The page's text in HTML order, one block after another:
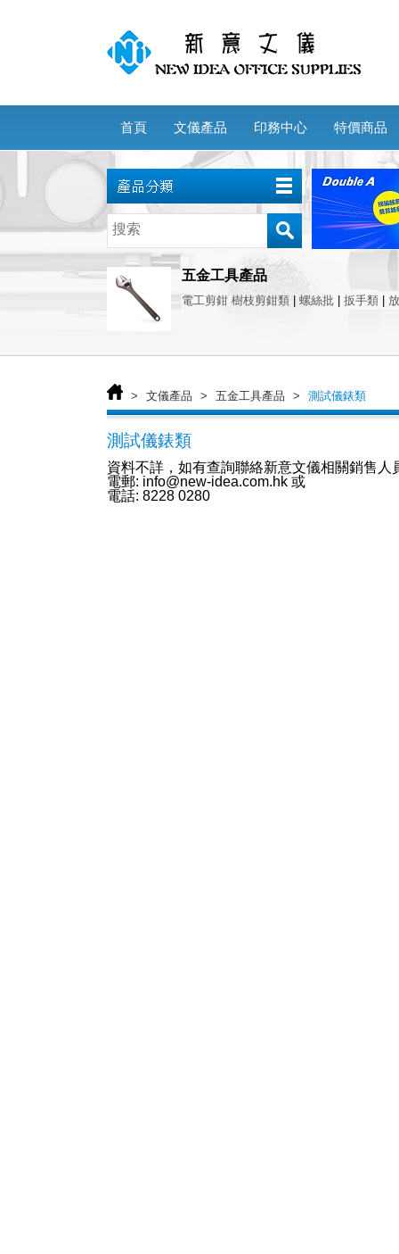
首頁 文儀產品 印務中心 特價商品
五金工具產品
電工剪鉗 樹枝剪鉗類 螺絲批 扳手類
> 文儀產品 > 五金工具產品 > 測試儀錶類
測試儀錶類
資料不詳，如有查詢聯絡新意文儀相關銷售人
電郵: info@new-idea.com.hk 或
電話: 8228 0280